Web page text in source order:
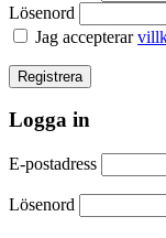
Lösenord
Jag accepterar
Logga in
E-postadress
Lösenord